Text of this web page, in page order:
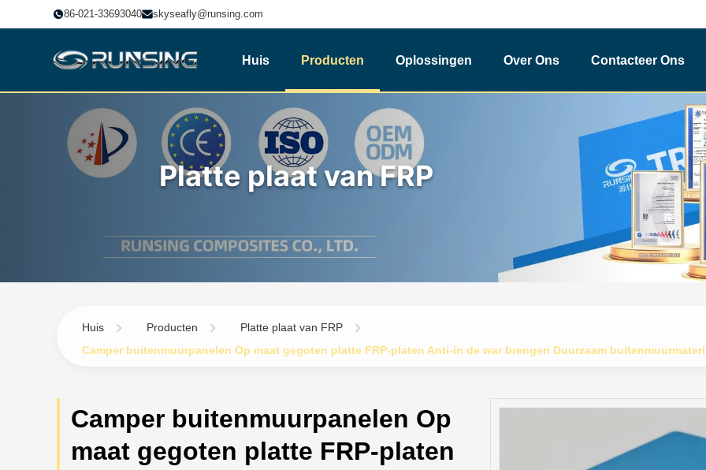
86-021-33693040 skyseafly@runsing.com
Huis Producten Oplossingen Over Ons Contacteer Ons
Platte plaat van FRP
Huis Producten
Platte plaat van FRP
Camper buitenmuurpanelen Op maat gegoten platte FRP-platen Anti-in de war brengen Duurzaam
Camper buitenmuurpanelen Op
maat gegoten platte FRP-platen